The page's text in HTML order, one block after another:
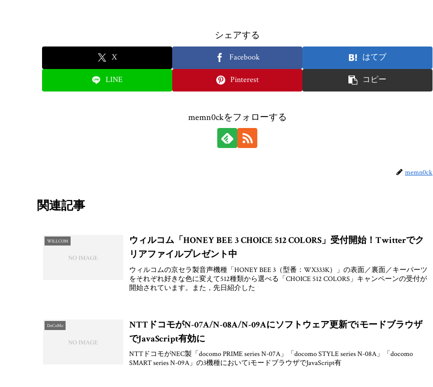
シェアする
X Facebook はてブ
LINE Pinterest コピー
memn0ckをフォローする
memn0ck
関連記事
WILLCOM
ウィルコム「HONEY BEE 3 CHOICE 512 COLORS」受付開始！Twitterでク
リアファイルプレゼント中
ウィルコムの京セラ製音声機種「HONEY BEE 3（型番：WX333K）」の表面／裏面／キーパーツ
をそれぞれ好きな色に変えて512種類から選べる「CHOICE 512 COLORS」キャンペーンの受付が
開始されています。また，先日紹介した
DoCoMo
NTTドコモがN-07A/N-08A/N-09Aにソフトウェア更新でiモードブラウザ
でJavaScript有効に
NTTドコモがNEC製「docomo PRIME series N-07A」「docomo STYLE series N-08A」「docomo
SMART series N-09A」の3機種においてiモードブラウザでJavaScript有